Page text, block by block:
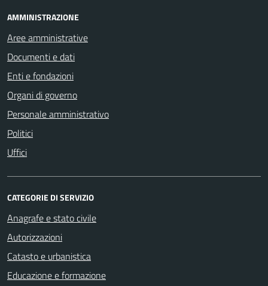
AMMINISTRAZIONE
Aree amministrative
Documenti e dati
Enti e fondazioni
Organi di governo
Personale amministrativo
Politici
Uffici
CATEGORIE DI SERVIZIO
Anagrafe e stato civile
Autorizzazioni
Catasto e urbanistica
Educazione e formazione